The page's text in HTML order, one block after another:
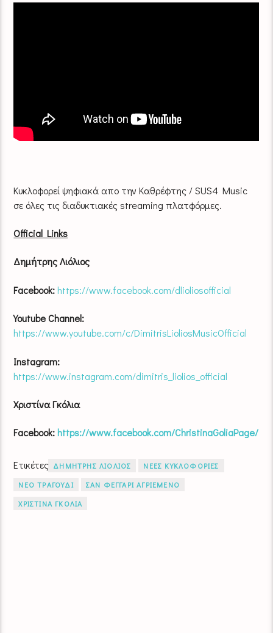
Κυκλοφορεί ψηφιακά απο την Καθρέφτης / SUS4 Music
σε όλες τις διαδυκτιακές streaming πλατφόρμες.
Οfficial Links
Δημήτρης Λιόλιος
Facebook:https://www.facebook.com/dlioliosofficial
Youtube Channel:
https://www.youtube.com/c/DimitrisLioliosMusicOfficial
Instagram:
https://www.instagram.com/dimitris_liolios_official
Xριστίνα Γκόλια
Facebook: https://www.facebook.com/ChristinaGoliaPage/
Ετικέτες ΔΗΜΗΤΡΗΣ ΛΙΟΛΙΟΣ
ΝΕΕΣ ΚΥΚΛΟΦΟΡΙΕΣ
ΝΕΟ ΤΡΑΓΟΥΔΙ
ΣΑΝ ΦΕΓΓΑΡΙ ΑΓΡΙΕΜΕΝΟ
ΧΡΙΣΤΙΝΑ ΓΚΟΛΙΑ